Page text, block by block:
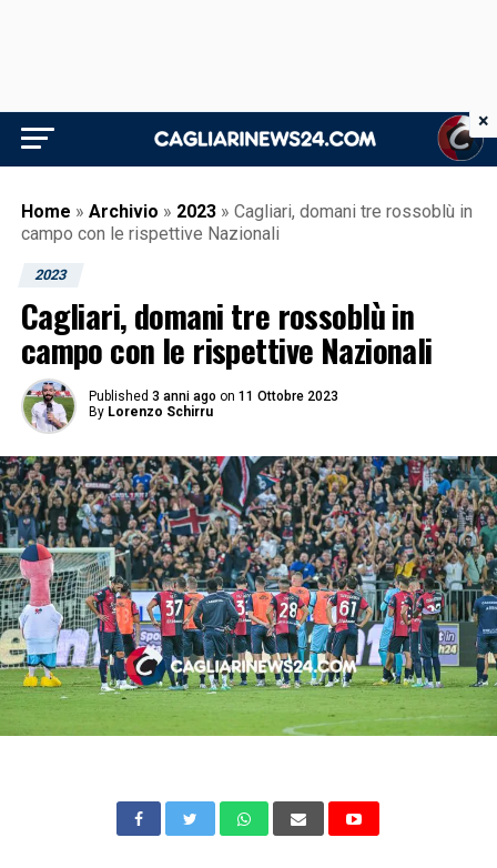
Home » Archivio » 2023 » Cagliari, domani tre rossoblù in
campo con le rispettive Nazionali
2023
Cagliari, domani tre rossoblù in
campo con le rispettive Nazionali
Published 3 anni ago on 11 Ottobre 2023
By Lorenzo Schirru
×